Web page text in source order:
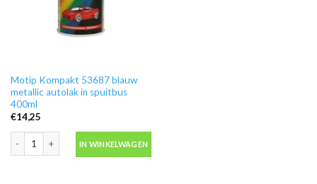
Motip Kompakt 53687 blauw
metallic autolak in spuitbus
400ml
€14,25
Motip Kompakt 53687 blauw metallic autolak in spuitbus 400ml aantal
IN WINKELWAGEN